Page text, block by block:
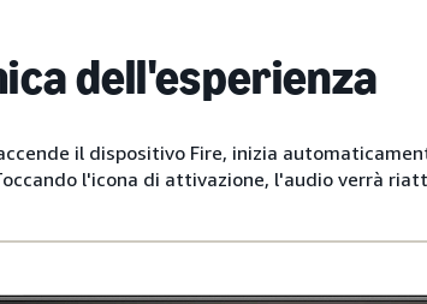
dell'esperienza
il dispositivo Fire, inizia
l'icona di attivazione, l'audio verrà